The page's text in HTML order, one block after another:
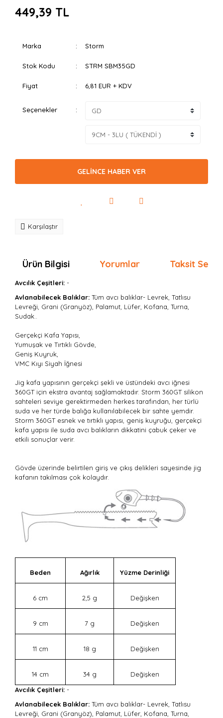
449,39 TL
Marka Storm
Stok Kodu STRM SBM35GD
Fiyat 6,81 EUR + KDV
Seçenekler
GELİNCE HABER VER
Karşılaştır
Ürün Bilgisi Yorumlar Taksit
Avcılık Çeşitleri: -
Avlanabilecek Balıklar: Tüm avcı balıklar- Levrek, Tatlısu
Levreği, Grani (Granyöz), Palamut, Lüfer, Kofana, Turna,
Sudak..
Gerçekçi Kafa Yapısı,
Yumuşak ve Tırtıklı Gövde,
Geniş Kuyruk,
VMC Kıyı Siyah İğnesi
Jig kafa yapısının gerçekçi şekli ve üstündeki avcı iğnesi
360GT için ekstra avantaj sağlamaktadır. Storm 360GT silikon
sahteleri seviye gerektirmeden herkes tarafından, her türlü
suda ve her türde balığa kullanılabilecek bir sahte yemdir.
Storm 360GT esnek ve tırtıklı yapısı, geniş kuyruğu, gerçekçi
kafa yapısı ile suda avcı balıkların dikkatini çabuk çeker ve
etkili sonuçlar verir.
Gövde üzerinde belirtilen giriş ve çıkış delikleri sayesinde jig
kafanın takılması çok kolaydır.
Beden Ağırlık Yüzme Derinliği
6 cm 2,5 g Değişken
9 cm 7 g Değişken
11 cm 18 g Değişken
14 cm 34 g
Değişken
Avcılık Çeşitleri: -
Avlanabilecek Balıklar: Tüm avcı balıklar- Levrek, Tatlısu
Levreği, Grani (Granyöz), Palamut, Lüfer, Kofana, Turna,